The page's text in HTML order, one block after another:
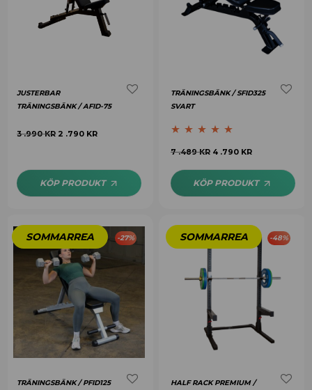
JUSTERBAR
TRÄNINGSBÄNK / AFID-75
3 .990KR 2 .790 KR
KÖP PRODUKT
TRÄNINGSBÄNK / SFID325
SVART
Betygsatt 5.00
7 .489KR 4 .790 KR
KÖP PRODUKT
-27%
TRÄNINGSBÄNK / PFID125
-48%
HALF RACK PREMIUM /